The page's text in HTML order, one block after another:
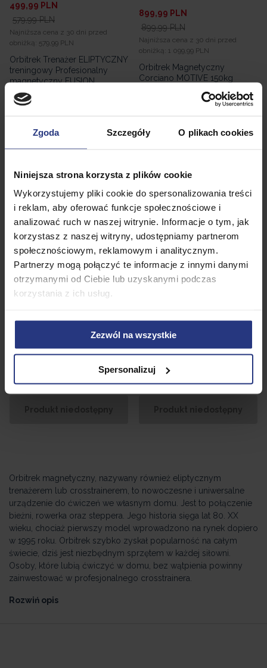
Zgoda Szczegóły O plikach cookies
Niniejsza strona korzysta z plików cookie
Wykorzystujemy pliki cookie do spersonalizowania treści
i reklam, aby oferować funkcje społecznościowe i
analizować ruch w naszej witrynie. Informacje o tym, jak
korzystasz z naszej witryny, udostępniamy partnerom
społecznościowym, reklamowym i analitycznym.
Partnerzy mogą połączyć te informacje z innymi danymi
otrzymanymi od Ciebie lub uzyskanymi podczas
korzystania z ich usług.
Zezwól na wszystkie
Spersonalizuj
499,99 PLN
579,99 PLN
Najniższa cena z 30 dni przed
obniżką: 579,99 PLN
Orbitrek Trenażer ELIPTYCZNY
treningowy Profesionalny
magnetyczny FUSION
• Dostępny
899,99 PLN
899,99 PLN
Najniższa cena z 30 dni przed
obniżką: 1 099,99 PLN
Orbitrek Magnetyczny
Corciano MOTIVE 150kg
1 739,99 PLN
elektromagnetyczny Golden
Orbitrek Magnetyczny
Corciano Cosmic Trenażer
120kg
• Niedostępny
Orbitrek magnetyczny, nazywany również eliptycznym
trenażerem lub crosstrainerem, to nowoczesne i uniwersalne
urządzenie do ćwiczeń we własnym domu. Jest to połączenie
bieżni, rowerka oraz steppera. Jego historia sięga lat 80. XX
wieku, chociaż pierwszy model wprowadzono na rynek dopiero
w 1995 roku. Orbitrek szybko zyskał popularność na całym
świecie, dziś jest niezbędnym sprzętem w każdej siłowni.
Osoby, które lubią ćwiczyć w domu, bez wątpienia powinny
zainwestować w profesjonalnego crosstrainera.
Rozwiń opis